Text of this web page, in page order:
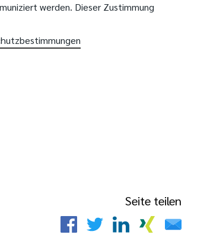
werden. Dieser Zustimmung
Seite teilen